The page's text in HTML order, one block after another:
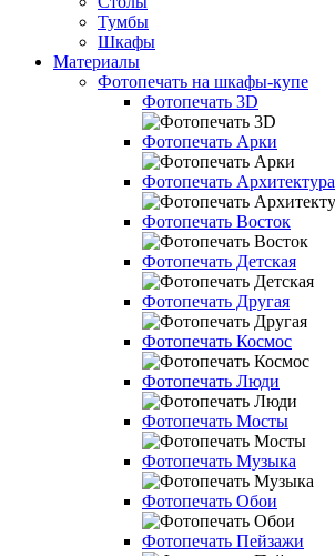
Тумбы
Шкафы
Материалы
Фотопечать на шкафы-купе
Фотопечать 3D
Фотопечать Арки
Фотопечать Архитектура
Фотопечать Восток
Фотопечать Детская
Фотопечать Другая
Фотопечать Космос
Фотопечать Люди
Фотопечать Мосты
Фотопечать Музыка
Фотопечать Обои
Фотопечать Пейзажи